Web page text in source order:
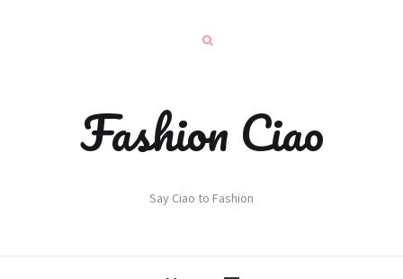
Fashion Ciao
Say Ciao to Fashion